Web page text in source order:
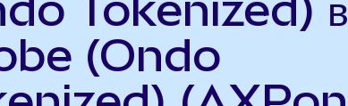
(Ondo